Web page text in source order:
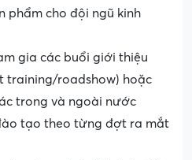
phẩm cho đội ngũ kinh
gia các buổi giới thiệu
training/roadshow) hoặc
trong và ngoài nước
tạo theo từng đợt ra mắt